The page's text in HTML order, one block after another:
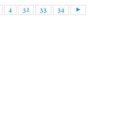
4 32 33 34 ►